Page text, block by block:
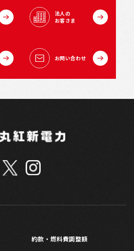
法人の
お客さま
お問い合わせ
約款・燃料費調整額